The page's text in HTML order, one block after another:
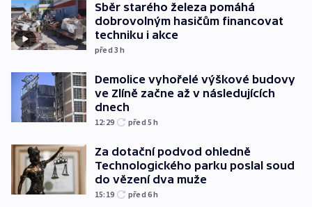
Sběr starého železa pomáhá
dobrovolným hasičům financovat
techniku i akce
před 3h
Demolice vyhořelé výškové budovy
ve Zlíně začne až v následujících
dnech
12:29 před 5h
Za dotační podvod ohledně
Technologického parku poslal soud
do vězení dva muže
15:19 před 6h